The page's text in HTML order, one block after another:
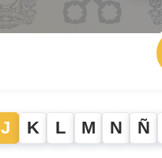
J K L M N Ñ